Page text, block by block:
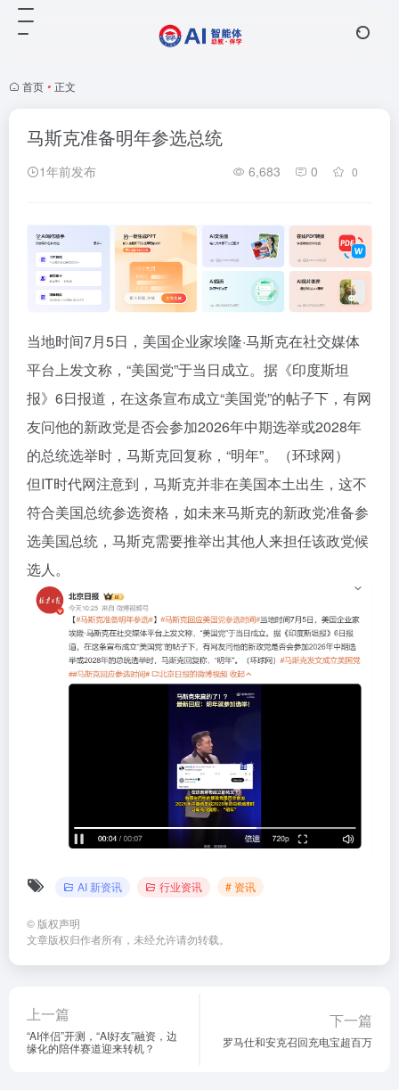
首页 • 正文
马斯克准备明年参选总统
1年前发布 6,683 0 0
当地时间7月5日，美国企业家埃隆·马斯克在社交媒体
平台上发文称，“美国党”于当日成立。据《印度斯坦
报》6日报道，在这条宣布成立“美国党”的帖子下，有网
友问他的新政党是否会参加2026年中期选举或2028年
的总统选举时，马斯克回复称，“明年”。（环球网）
但IT时代网注意到，马斯克并非在美国本土出生，这不
符合美国总统参选资格，如未来马斯克的新政党准备参
选美国总统，马斯克需要推举出其他人来担任该政党候
选人。
AI 新资讯 行业资讯 # 资讯
© 版权声明
文章版权归作者所有，未经允许请勿转载。
上一篇
“AI伴侣”开测，“AI好友”融资，边
缘化的陪伴赛道迎来转机？
下一篇
罗马仕和安克召回充电宝超百万